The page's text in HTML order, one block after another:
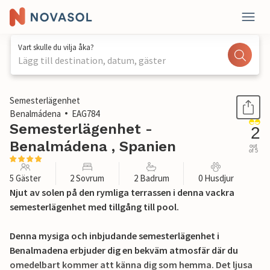
Vart skulle du vilja åka?
Lägg till destination, datum, gäster
1 / 17
Semesterlägenhet
Benalmádena
EAG784
Semesterlägenhet -
Benalmádena , Spanien
2
out
of 5
5 Gäster 2 Sovrum 2 Badrum 0 Husdjur
Njut av solen på den rymliga terrassen i denna vackra
semesterlägenhet med tillgång till pool.
Denna mysiga och inbjudande semesterlägenhet i
Benalmadena erbjuder dig en bekväm atmosfär där du
omedelbart kommer att känna dig som hemma. Det ljusa